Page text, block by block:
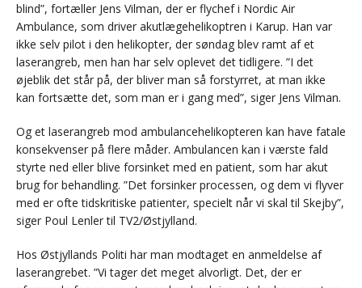
blind”, fortæller Jens Vilman, der er flychef i Nordic Air
Ambulance, som driver akutlægehelikoptren i Karup. Han var
ikke selv pilot i den helikopter, der søndag blev ramt af et
laserangreb, men han har selv oplevet det tidligere. ”I det
øjeblik det står på, der bliver man så forstyrret, at man ikke
kan fortsætte det, som man er i gang med”, siger Jens Vilman.
Og et laserangreb mod ambulancehelikopteren kan have fatale
konsekvenser på flere måder. Ambulancen kan i værste fald
styrte ned eller blive forsinket med en patient, som har akut
brug for behandling. ”Det forsinker processen, og dem vi flyver
med er ofte tidskritiske patienter, specielt når vi skal til Skejby”,
siger Poul Lenler til TV2/Østjylland.
Hos Østjyllands Politi har man modtaget en anmeldelse af
laserangrebet. ”Vi tager det meget alvorligt. Det, der er